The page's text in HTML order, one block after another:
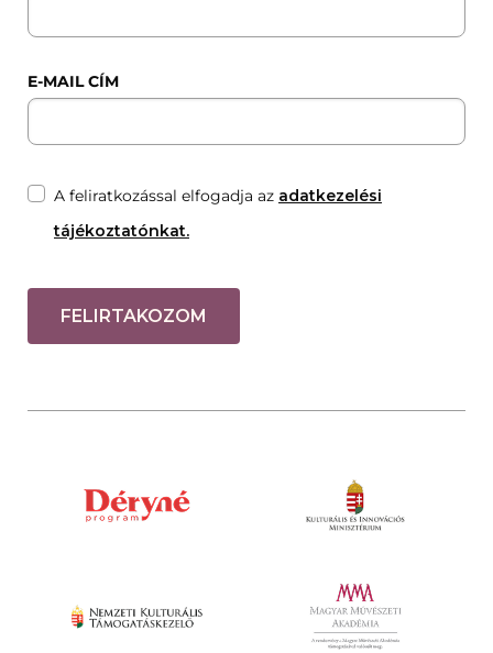
E-MAIL CÍM
A feliratkozással elfogadja az adatkezelési
tájékoztatónkat.
FELIRTAKOZOM